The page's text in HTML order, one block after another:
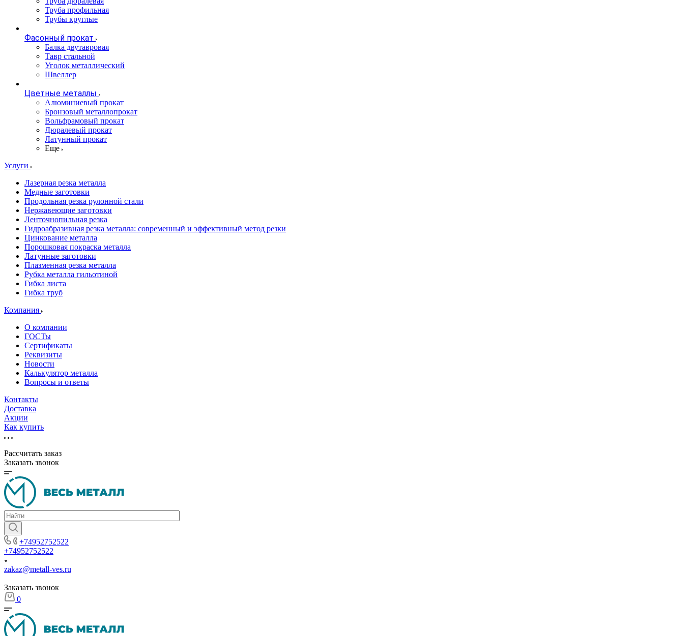
Труба профильная
Трубы круглые
Фасонный прокат
Балка двутавровая
Тавр стальной
Уголок металлический
Швеллер
Цветные металлы
Алюминиевый прокат
Бронзовый металлопрокат
Вольфрамовый прокат
Дюралевый прокат
Латунный прокат
Еще
Услуги
Лазерная резка металла
Медные заготовки
Продольная резка рулонной стали
Нержавеющие заготовки
Ленточнопильная резка
Гидроабразивная резка металла: современный и эффективный метод резки
Цинкование металла
Порошковая покраска металла
Латунные заготовки
Плазменная резка металла
Рубка металла гильотиной
Гибка листа
Гибка труб
Компания
О компании
ГОСТы
Сертификаты
Реквизиты
Новости
Калькулятор металла
Вопросы и ответы
Контакты
Доставка
Акции
Как купить
Рассчитать заказ
Заказать звонок
+74952752522
+74952752522
zakaz@metall-ves.ru
Заказать звонок
0